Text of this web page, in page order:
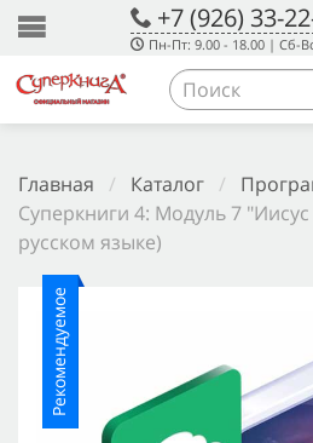
+7 (926) 33-
Пн-Пт: 9.00 - 18.00 | Сб-
Главная / Каталог /
Суперкниги 4: Модуль 7
русском языке)
Рекомендуемое